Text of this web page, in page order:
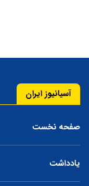
آسیانیوز ایران
صفحه نخست
یادداشت